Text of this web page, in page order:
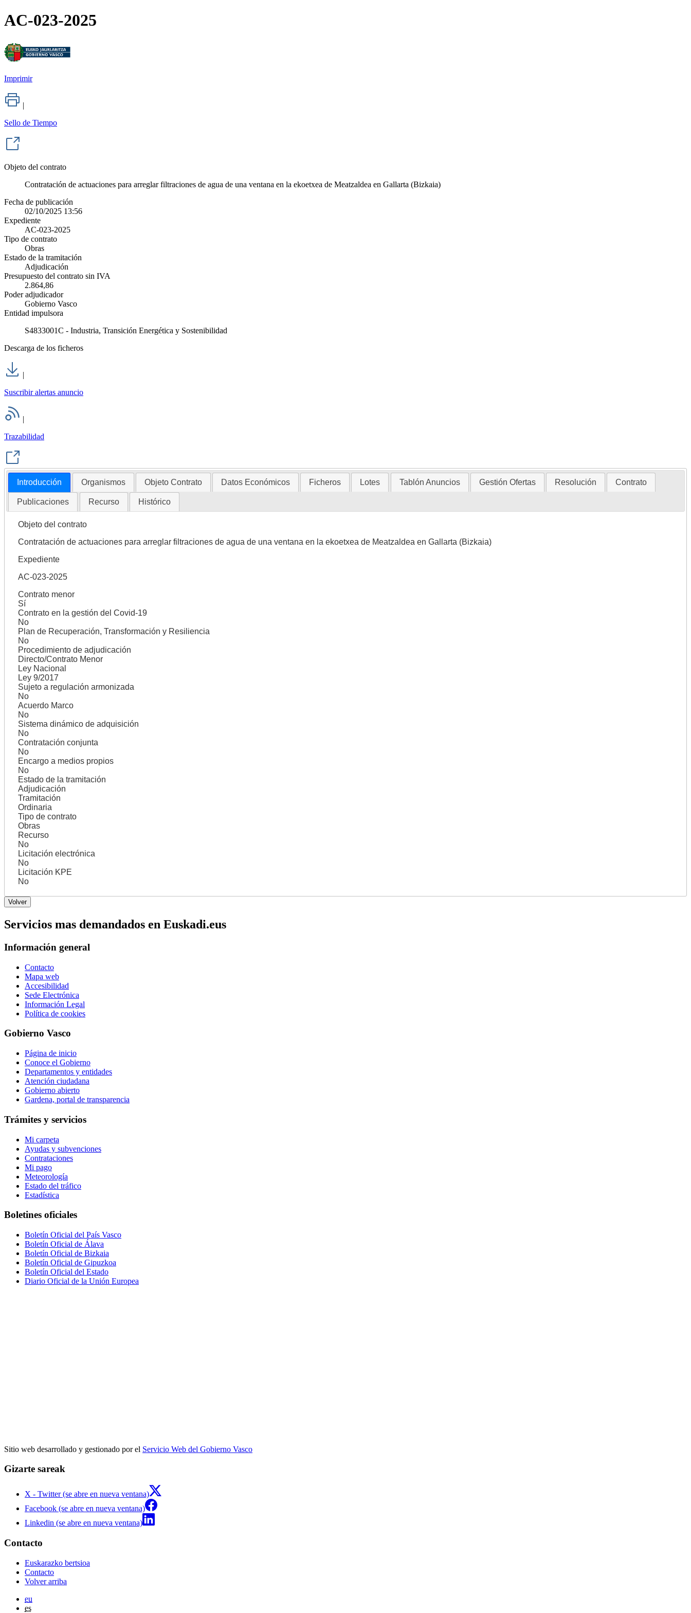
AC-023-2025
Imprimir
|
Sello de Tiempo
Objeto del contrato
Contratación de actuaciones para arreglar filtraciones de agua de una ventana en la ekoetxea de Meatzaldea en Gallarta (Bizkaia)
Fecha de publicación
02/10/2025 13:56
Expediente
AC-023-2025
Tipo de contrato
Obras
Estado de la tramitación
Adjudicación
Presupuesto del contrato sin IVA
2.864,86
Poder adjudicador
Gobierno Vasco
Entidad impulsora
S4833001C - Industria, Transición Energética y Sostenibilidad
Descarga de los ficheros
|
Suscribir alertas anuncio
|
Trazabilidad
Introducción Organismos Objeto Contrato Datos Económicos Ficheros Lotes Tablón Anuncios Gestión Ofertas Resolución Contrato
Publicaciones Recurso Histórico
Objeto del contrato
Contratación de actuaciones para arreglar filtraciones de agua de una ventana en la ekoetxea de Meatzaldea en Gallarta (Bizkaia)
Expediente
AC-023-2025
Contrato menor
Sí
Contrato en la gestión del Covid-19
No
Plan de Recuperación, Transformación y Resiliencia
No
Procedimiento de adjudicación
Directo/Contrato Menor
Ley Nacional
Ley 9/2017
Sujeto a regulación armonizada
No
Acuerdo Marco
No
Sistema dinámico de adquisición
No
Contratación conjunta
No
Encargo a medios propios
No
Estado de la tramitación
Adjudicación
Tramitación
Ordinaria
Tipo de contrato
Obras
Recurso
No
Licitación electrónica
No
Licitación KPE
No
Servicios mas demandados en Euskadi.eus
Información general
Contacto
Mapa web
Accesibilidad
Sede Electrónica
Información Legal
Política de cookies
Gobierno Vasco
Página de inicio
Conoce el Gobierno
Departamentos y entidades
Atención ciudadana
Gobierno abierto
Gardena, portal de transparencia
Trámites y servicios
Mi carpeta
Ayudas y subvenciones
Contrataciones
Mi pago
Meteorología
Estado del tráfico
Estadística
Boletines oficiales
Boletín Oficial del País Vasco
Boletín Oficial de Álava
Boletín Oficial de Bizkaia
Boletín Oficial de Gipuzkoa
Boletín Oficial del Estado
Diario Oficial de la Unión Europea
Sitio web desarrollado y gestionado por el Servicio Web del Gobierno Vasco
Gizarte sareak
X - Twitter (se abre en nueva ventana)
Facebook (se abre en nueva ventana)
Linkedin (se abre en nueva ventana)
Contacto
Euskarazko bertsioa
Contacto
Volver arriba
eu
es